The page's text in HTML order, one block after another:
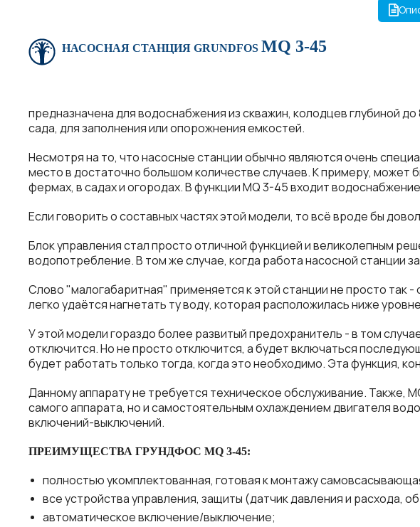
НАСОСНАЯ СТАНЦИЯ GRUNDFOS MQ 3-45
предназначена для водоснабжения из скважин, колодцев глубиной
сада, для заполнения или опорожнения емкостей.
Несмотря на то, что насосные станции обычно являются очень
место в достаточно большом количестве случаев. К примеру, может
фермах, в садах и огородах. В функции MQ 3-45 входит
Если говорить о составных частях этой модели, то всё вроде бы
Блок управления стал просто отличной функцией и великолепным
водопотребление. В том же случае, когда работа насосной станции
Слово "малогабаритная" применяется к этой станции не просто так
легко удаётся нагнетать ту воду, которая расположилась ниже
У этой модели гораздо более развитый предохранитель - в том
отключится. Но не просто отключится, а будет включаться
будет работать только тогда, когда это необходимо. Эта функция,
Данному аппарату не требуется техническое обслуживание. Также,
самого аппарата, но и самостоятельным охлаждением двигателя
включений-выключений.
ПРЕИМУЩЕСТВА ГРУНДФОС MQ 3-45:
полностью укомплектованная, готовая к монтажу
все устройства управления, защиты (датчик давления и расхода,
автоматическое включение/выключение;